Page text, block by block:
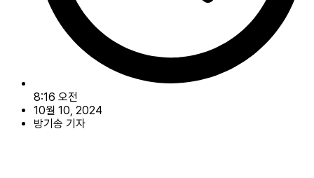
8:16 오전
10월 10, 2024
방기송 기자